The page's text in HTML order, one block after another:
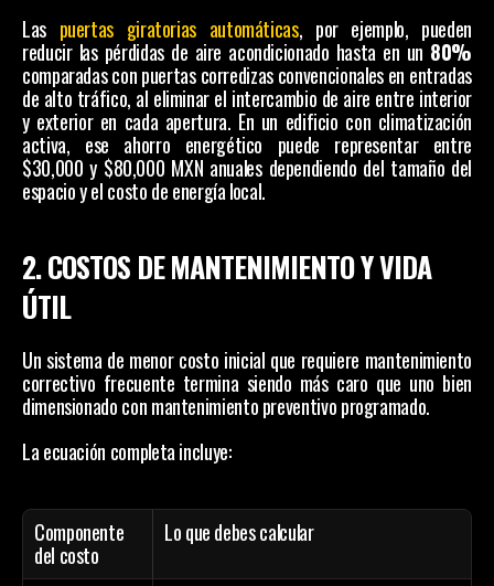
Las puertas giratorias automáticas, por ejemplo, pueden
reducir las pérdidas de aire acondicionado hasta en un 80%
comparadas con puertas corredizas convencionales en entradas
de alto tráfico, al eliminar el intercambio de aire entre interior
y exterior en cada apertura. En un edificio con climatización
activa, ese ahorro energético puede representar entre
$30,000 y $80,000 MXN anuales dependiendo del tamaño del
espacio y el costo de energía local.
2. COSTOS DE MANTENIMIENTO Y VIDA
ÚTIL
Un sistema de menor costo inicial que requiere mantenimiento
correctivo frecuente termina siendo más caro que uno bien
dimensionado con mantenimiento preventivo programado.
La ecuación completa incluye:
Componente
del costo
Lo que debes calcular